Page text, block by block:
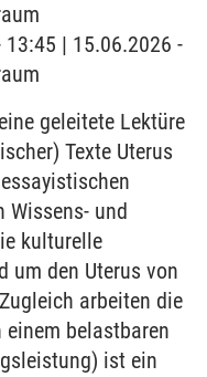
| 15.06.2026 -
geleitete Lektüre
Texte Uterus
Wissens- und
kulturelle
um den Uterus von
arbeiten die
belastbaren
ist ein